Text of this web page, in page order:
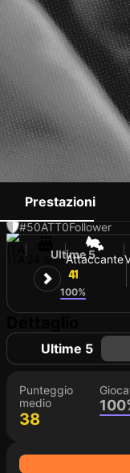
#50ATT0Follower
24 anniAttaccante
Prestazioni
Ultime 5
41
100%
Ultime 5
Punteggio
medio
38